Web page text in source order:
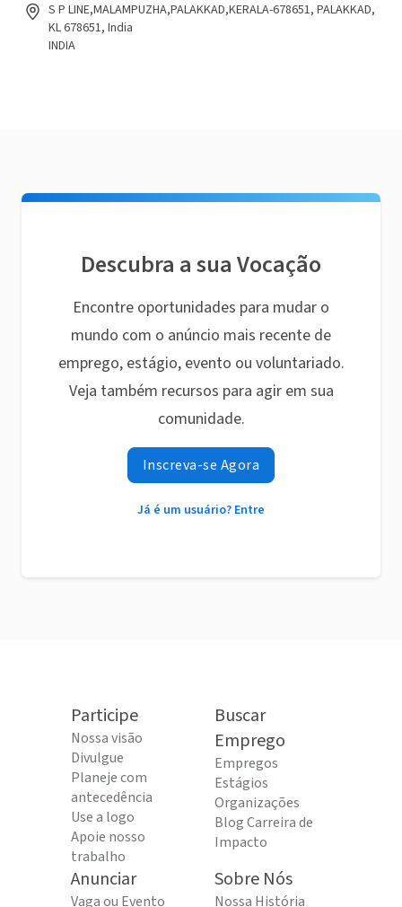
S P LINE,MALAMPUZHA,PALAKKAD,KERALA-678651, PALAKKAD,
KL 678651, India
INDIA
Descubra a sua Vocação
Encontre oportunidades para mudar o
mundo com o anúncio mais recente de
emprego, estágio, evento ou voluntariado.
Veja também recursos para agir em sua
comunidade.
Inscreva-se Agora
Já é um usuário? Entre
Participe
Nossa visão
Divulgue
Planeje com
antecedência
Use a logo
Apoie nosso
trabalho
Buscar
Emprego
Empregos
Estágios
Organizações
Blog Carreira de
Impacto
Anunciar
Vaga ou Evento
Sobre Nós
Nossa História